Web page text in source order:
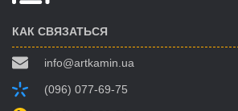
КАК СВЯЗАТЬСЯ
info@artkamin.ua
(096) 077-69-75